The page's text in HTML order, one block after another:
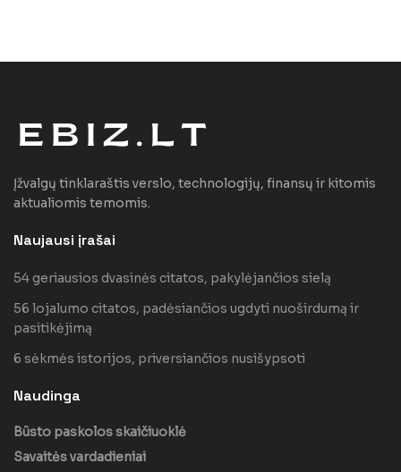
Įžvalgų tinklaraštis verslo, technologijų, finansų ir kitomis
aktualiomis temomis.
Naujausi įrašai
54 geriausios dvasinės citatos, pakylėjančios sielą
56 lojalumo citatos, padėsiančios ugdyti nuoširdumą ir
pasitikėjimą
6 sėkmės istorijos, priversiančios nusišypsoti
Naudinga
Būsto paskolos skaičiuoklė
Savaitės vardadieniai